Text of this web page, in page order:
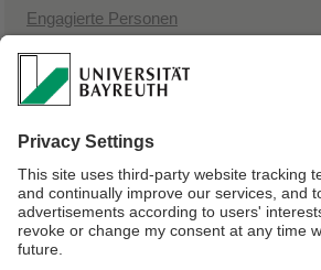
Engagierte Personen
Geschäftsstelle
Satzung
Veranstaltungen des Freundeskreises